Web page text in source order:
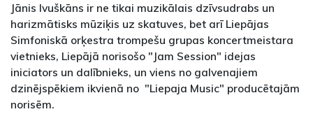
Jānis Ivuškāns ir ne tikai muzikālais dzīvsudrabs un
harizmātisks mūziķis uz skatuves, bet arī Liepājas
Simfoniskā orķestra trompešu grupas koncertmeistara
vietnieks, Liepājā norisošo "Jam Session" idejas
iniciators un dalībnieks, un viens no galvenajiem
dzinējspēkiem ikvienā no "Liepaja Music" producētajām
norisēm.